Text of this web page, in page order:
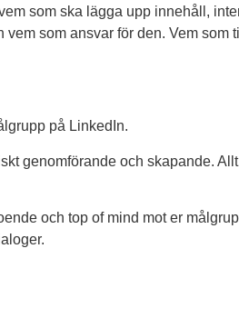
som ska lägga upp innehåll,
som ansvar för den. Vem som
på LinkedIn.
genomförande och skapande.
och top of mind mot er